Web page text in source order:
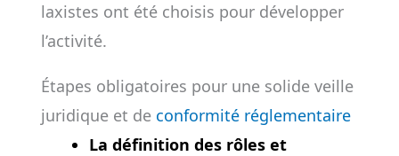
laxistes ont été choisis pour développer
l’activité.
Étapes obligatoires pour une solide veille
juridique et de conformité réglementaire
La définition des rôles et